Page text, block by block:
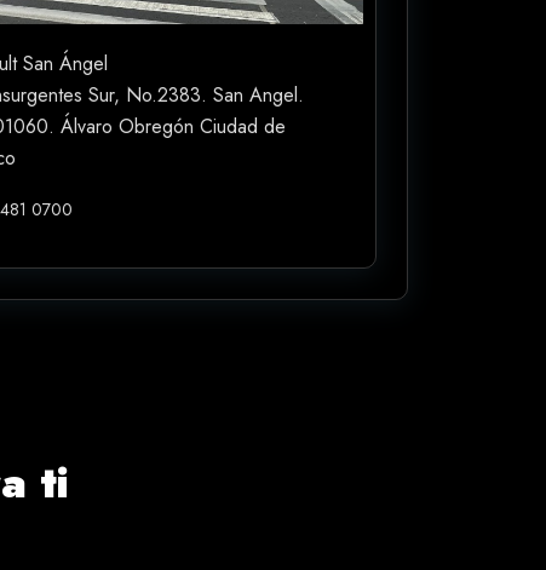
San Ángel
Sur, No.2383. San Angel.
Álvaro Obregón Ciudad de
0700
ti